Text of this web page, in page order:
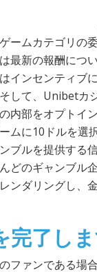
ームカテゴリの
最新の報酬につ
インセンティブ
して、Unibetカ
内部をオプトイ
ムに10ドルを選
ブルを提供する
どのギャンブル
ンダリングし、
完了し
ファンである場